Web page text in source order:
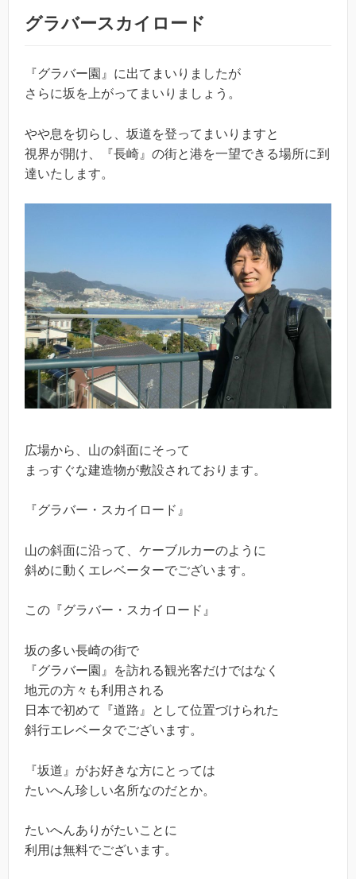
グラバースカイロード
『グラバー園』に出てまいりましたが
さらに坂を上がってまいりましょう。
やや息を切らし、坂道を登ってまいりますと
視界が開け、『長崎』の街と港を一望できる場所に到
達いたします。
広場から、山の斜面にそって
まっすぐな建造物が敷設されております。
『グラバー・スカイロード』
山の斜面に沿って、ケーブルカーのように
斜めに動くエレベーターでございます。
この『グラバー・スカイロード』
坂の多い長崎の街で
『グラバー園』を訪れる観光客だけではなく
地元の方々も利用される
日本で初めて『道路』として位置づけられた
斜行エレベータでございます。
『坂道』がお好きな方にとっては
たいへん珍しい名所なのだとか。
たいへんありがたいことに
利用は無料でございます。